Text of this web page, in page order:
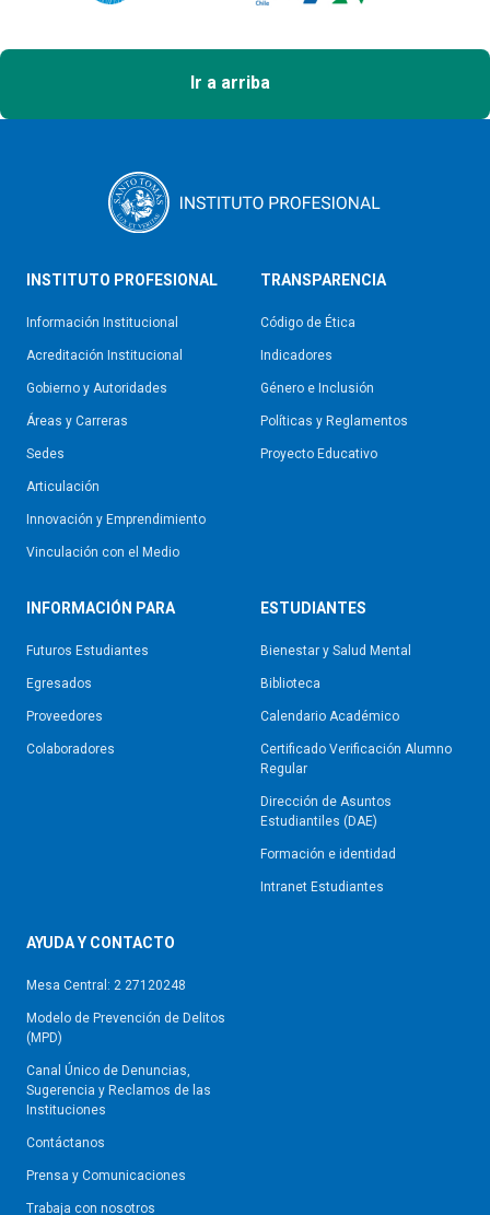
Ir a arriba
INSTITUTO PROFESIONAL
Información Institucional
Acreditación Institucional
Gobierno y Autoridades​
Áreas y Carreras
Sedes
Articulación
Innovación y Emprendimiento
Vinculación con el Medio
TRANSPARENCIA
Código de Ética
Indicadores
Género e Inclusión
Políticas y Reglamentos​
Proyecto Educativo
INFORMACIÓN PARA
Futuros Estudiantes
Egresados
Proveedores
Colaboradores
ESTUDIANTES
Bienestar y Salud Mental
Biblioteca
Calendario Académico
Certificado Verificación Alumno
Regular
Dirección de Asuntos
Estudiantiles (DAE)
Formación e identidad
Intranet Estudiantes
AYUDA Y CONTACTO
Mesa Central: 2 27120248
Modelo de Prevención de Delitos
(MPD)
Canal Único de Denuncias,
Sugerencia y Reclamos de las
Instituciones
Contáctanos
Prensa y Comunicaciones
Trabaja con nosotros